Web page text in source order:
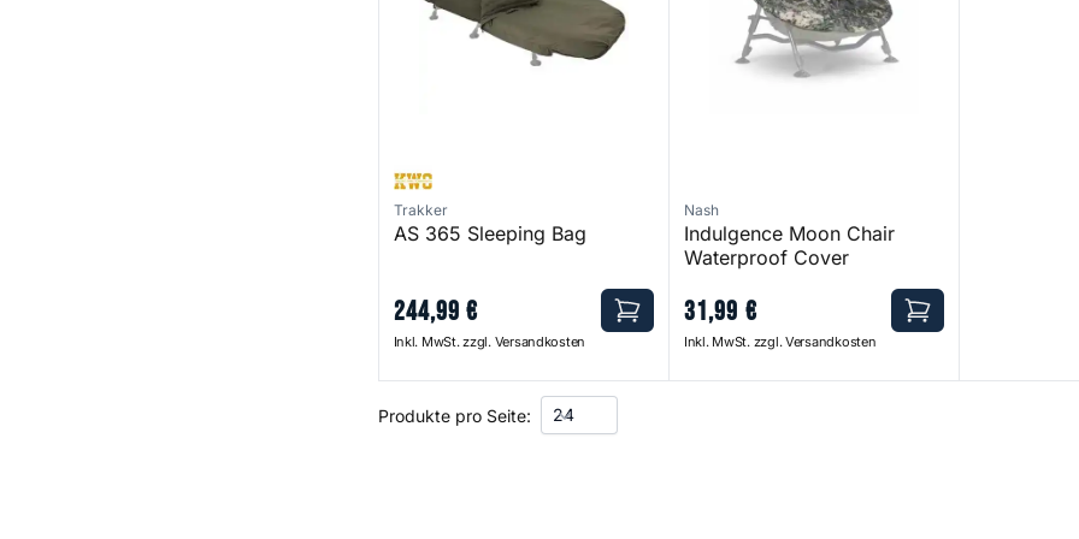
Trakker
AS 365 Sleeping Bag
244,99 €
Inkl. MwSt. zzgl. Versandkosten
Nash
Indulgence Moon Chair
Waterproof Cover
31,99 €
Inkl. MwSt. zzgl. Versandkosten
Produkte pro Seite: